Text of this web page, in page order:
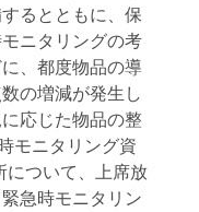
るとともに、保
ニタリングの考
、都度物品の導
の増減が発生し
応じた物品の整
モニタリング資
について、上席放
急時モニタリン